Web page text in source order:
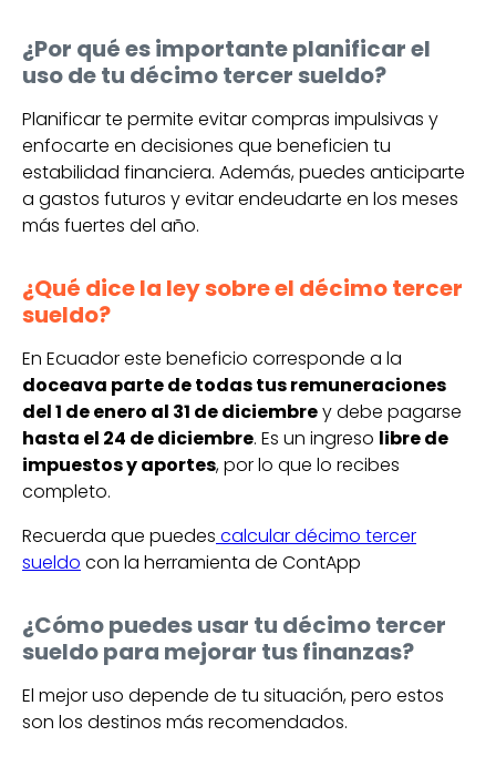
¿Por qué es importante planificar el
uso de tu décimo tercer sueldo?
Planificar te permite evitar compras impulsivas y
enfocarte en decisiones que beneficien tu
estabilidad financiera. Además, puedes anticiparte
a gastos futuros y evitar endeudarte en los meses
más fuertes del año.
¿Qué dice la ley sobre el décimo tercer
sueldo?
En Ecuador este beneficio corresponde a la
doceava parte de todas tus remuneraciones
del 1 de enero al 31 de diciembrey debe pagarse
hasta el 24 de diciembre. Es un ingreso libre de
impuestos y aportes, por lo que lo recibes
completo.
Recuerda que puedes calcular décimo tercer
sueldo con la herramienta de ContApp
¿Cómo puedes usar tu décimo tercer
sueldo para mejorar tus finanzas?
El mejor uso depende de tu situación, pero estos
son los destinos más recomendados.